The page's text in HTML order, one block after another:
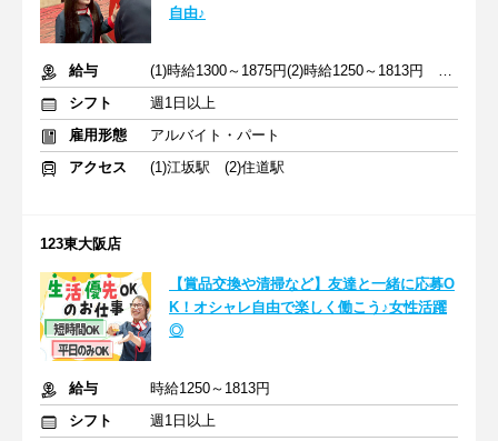
自由♪
給与
(1)時給1300～1875円(2)時給1250～1813円 ※深夜手当含む
シフト
週1日以上
雇用形態
アルバイト・パート
アクセス
(1)江坂駅 (2)住道駅
123東大阪店
【賞品交換や清掃など】友達と一緒に応募O
K！オシャレ自由で楽しく働こう♪女性活躍
◎
給与
時給1250～1813円
シフト
週1日以上